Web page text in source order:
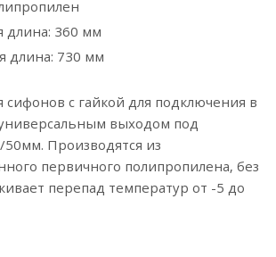
360 мм
длина: 730 мм
сифонов с гайкой для подключения в
выходом под
Производятся из
первичного полипропилена, без
перепад температур от -5 до